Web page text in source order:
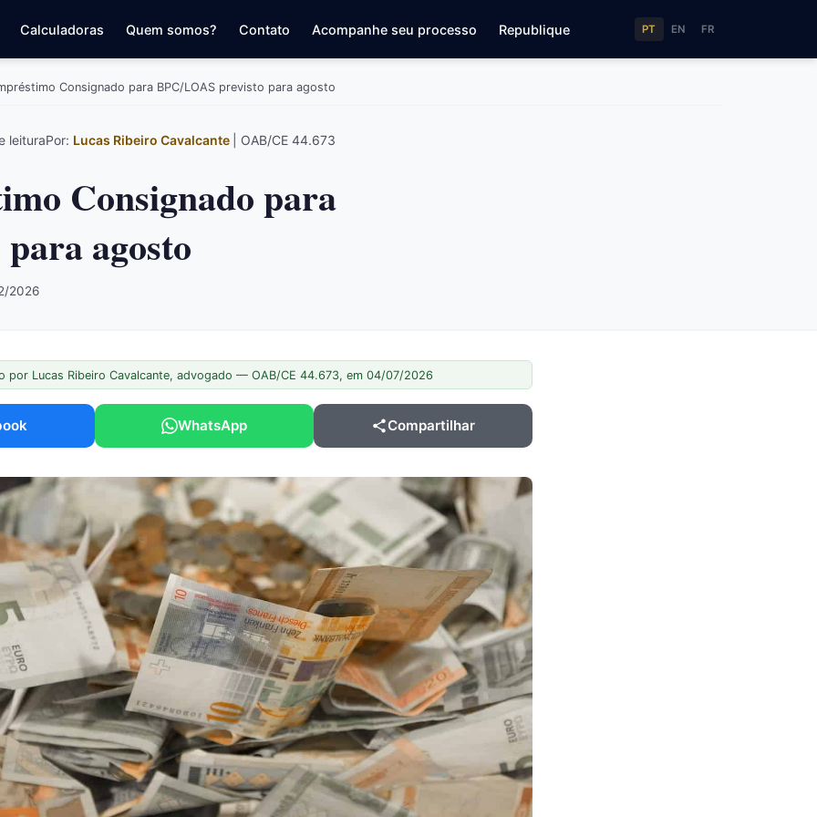
Calculadoras Quem somos? Contato Acompanhe seu processo Republique PT EN FR
Consignado para BPC/LOAS previsto para agosto
leituraPor: Lucas Ribeiro Cavalcante | OAB/CE 44.673
Consignado para
agosto
2026
por Lucas Ribeiro Cavalcante, advogado — OAB/CE 44.673, em 04/07/2026
WhatsApp Compartilhar